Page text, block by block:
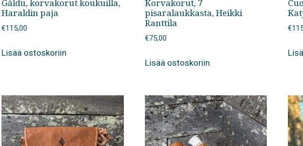
Gáldu, korvakorut koukuilla,
Haraldin paja
€115,00
Lisää ostoskoriin
Korvakorut, 7
pisaralaukkasta, Heikki
Ranttila
€75,00
Lisää ostoskoriin
€